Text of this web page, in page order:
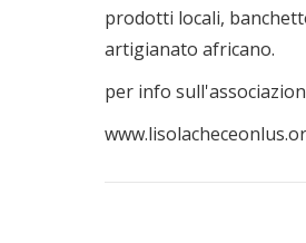
prodotti locali,
artigianato africano.
per info